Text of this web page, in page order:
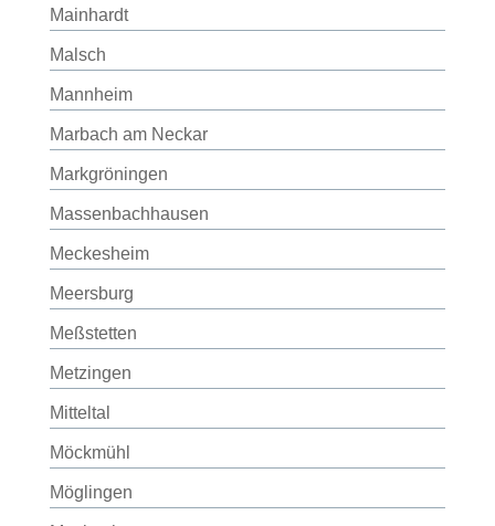
Mainhardt
Malsch
Mannheim
Marbach am Neckar
Markgröningen
Massenbachhausen
Meckesheim
Meersburg
Meßstetten
Metzingen
Mitteltal
Möckmühl
Möglingen